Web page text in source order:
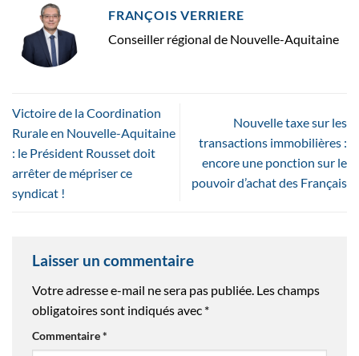
FRANÇOIS VERRIERE
Conseiller régional de Nouvelle-Aquitaine
Victoire de la Coordination
Rurale en Nouvelle-Aquitaine
: le Président Rousset doit
arrêter de mépriser ce
syndicat !
Nouvelle taxe sur les
transactions immobilières :
encore une ponction sur le
pouvoir d’achat des Français
Laisser un commentaire
Votre adresse e-mail ne sera pas publiée. Les champs
obligatoires sont indiqués avec *
Commentaire*